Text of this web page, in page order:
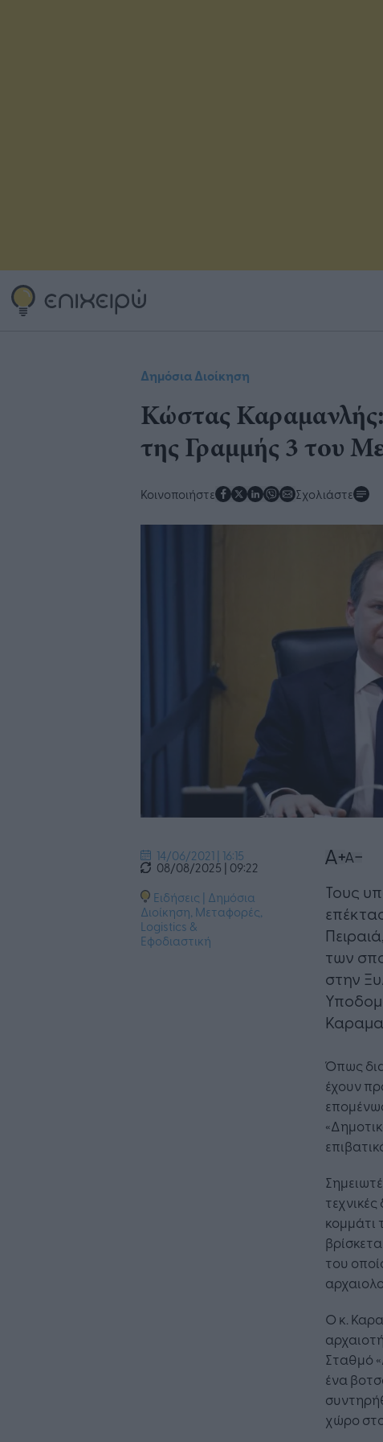
Δημόσια Διοίκηση
Κώστας
της Γραμμής 3 του
Κοινοποιήστε Σχολιάστε
14/06/2021 | 16:15
08/08/2025 | 09:22
Ειδήσεις | Δημόσια
Διοίκηση, Μεταφορές,
Logistics &
Εφοδιαστική
Τους
των
στην
Όπως
έχουν
κομμάτι
του
Ο κ.
Σταθμό
ένα
χώρο